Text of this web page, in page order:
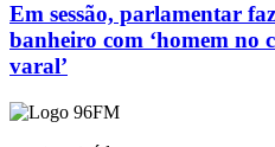
Em sessão, parlamentar
banheiro com ‘homem no
varal’